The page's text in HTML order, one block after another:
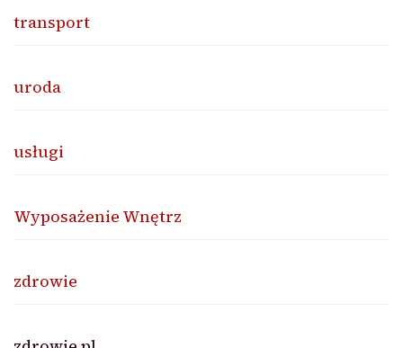
transport
uroda
usługi
Wyposażenie Wnętrz
zdrowie